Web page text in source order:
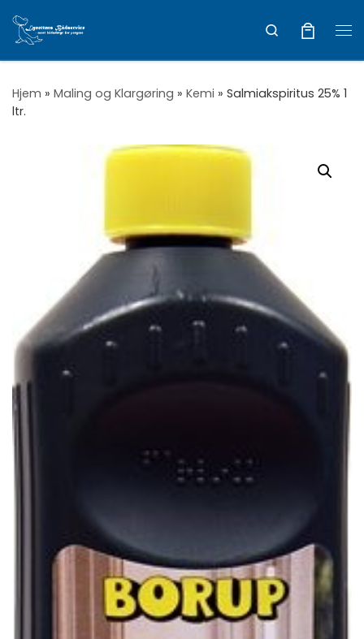
Vis hele indholdet
Search
Hjem » Maling og Klargøring » Kemi » Salmiakspiritus 25% 1
ltr.